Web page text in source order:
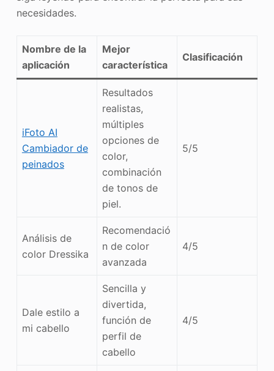
necesidades.
Nombre de la
aplicación
Mejor
característica
Clasificación
iFoto AI
Cambiador de
peinados
Resultados
realistas,
múltiples
opciones de
color,
combinación
de tonos de
piel.
5/5
Análisis de
color Dressika
Recomendació
n de color
avanzada
4/5
Dale estilo a
mi cabello
Sencilla y
divertida,
función de
perfil de
cabello
4/5